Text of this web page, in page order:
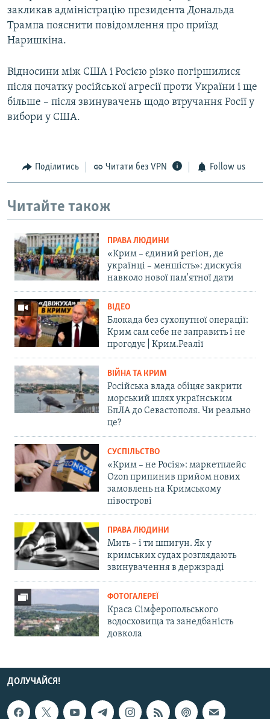
закликав адміністрацію президента Дональда
Трампа пояснити повідомлення про приїзд
Наришкіна.
Відносини між США і Росією різко погіршилися
після початку російської агресії проти України і ще
більше – після звинувачень щодо втручання Росії у
вибори у США.
Поділитись Читати без VPN Follow us
Читайте також
ПРАВА ЛЮДИНИ
«Крим – єдиний регіон, де
українці – меншість»: дискусія
навколо нової пам'ятної дати
ВІДЕО
Блокада без сухопутної операції:
Крим сам себе не заправить і не
прогодує | Крим.Реалії
ВІЙНА ТА КРИМ
Російська влада обіцяє закрити
морський шлях українським
БпЛА до Севастополя. Чи реально
це?
СУСПІЛЬСТВО
«Крим – не Росія»: маркетплейс
Ozon припинив прийом нових
замовлень на Кримському
півострові
ПРАВА ЛЮДИНИ
Мить – і ти шпигун. Як у
кримських судах розглядають
звинувачення в держзраді
ФОТОГАЛЕРЕЇ
Краса Сімферопольського
водосховища та занедбаність
довкола
ДОЛУЧАЙСЯ!